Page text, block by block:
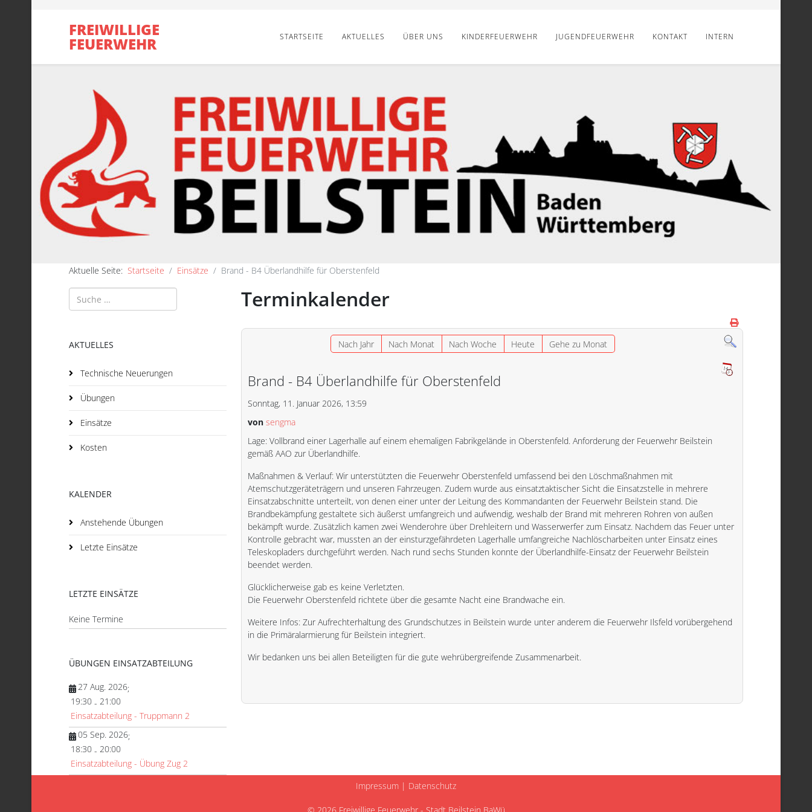
FREIWILLIGE
FEUERWEHR STARTSEITE AKTUELLES ÜBER UNS KINDERFEUERWEHR JUGENDFEUERWEHR KONTAKT INTERN
Aktuelle Seite: Startseite Einsätze Brand - B4 Überlandhilfe für Oberstenfeld
Suchen
AKTUELLES
Technische Neuerungen
Übungen
Einsätze
Kosten
KALENDER
Anstehende Übungen
Letzte Einsätze
LETZTE EINSÄTZE
Keine Termine
ÜBUNGEN EINSATZABTEILUNG
27 Aug. 2026;
19:30 - 21:00
Einsatzabteilung - Truppmann 2
05 Sep. 2026;
18:30 - 20:00
Einsatzabteilung - Übung Zug 2
Terminkalender
Nach Jahr Nach Monat Nach Woche Heute Gehe zu Monat
Brand - B4 Überlandhilfe für Oberstenfeld
Sonntag, 11. Januar 2026, 13:59
von sengma
Lage: Vollbrand einer Lagerhalle auf einem ehemaligen Fabrikgelände in Oberstenfeld. Anforderung der Feuerwehr Beilstein
gemäß AAO zur Überlandhilfe.
Maßnahmen & Verlauf: Wir unterstützten die Feuerwehr Oberstenfeld umfassend bei den Löschmaßnahmen mit
Atemschutzgeräteträgern und unseren Fahrzeugen. Zudem wurde aus einsatztaktischer Sicht die Einsatzstelle in mehrere
Einsatzabschnitte unterteilt, von denen einer unter der Leitung des Kommandanten der Feuerwehr Beilstein stand. Die
Brandbekämpfung gestaltete sich äußerst umfangreich und aufwendig, weshalb der Brand mit mehreren Rohren von außen
bekämpft wurde. Zusätzlich kamen zwei Wenderohre über Drehleitern und Wasserwerfer zum Einsatz. Nachdem das Feuer unter
Kontrolle gebracht war, mussten an der einsturzgefährdeten Lagerhalle umfangreiche Nachlöscharbeiten unter Einsatz eines
Teleskopladers durchgeführt werden. Nach rund sechs Stunden konnte der Überlandhilfe-Einsatz der Feuerwehr Beilstein
beendet werden.
Glücklicherweise gab es keine Verletzten.
Die Feuerwehr Oberstenfeld richtete über die gesamte Nacht eine Brandwache ein.
Weitere Infos: Zur Aufrechterhaltung des Grundschutzes in Beilstein wurde unter anderem die Feuerwehr Ilsfeld vorübergehend
in die Primäralarmierung für Beilstein integriert.
Wir bedanken uns bei allen Beteiligten für die gute wehrübergreifende Zusammenarbeit.
Impressum | Datenschutz